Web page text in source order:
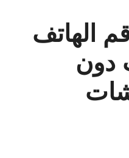
الهاتف
دون